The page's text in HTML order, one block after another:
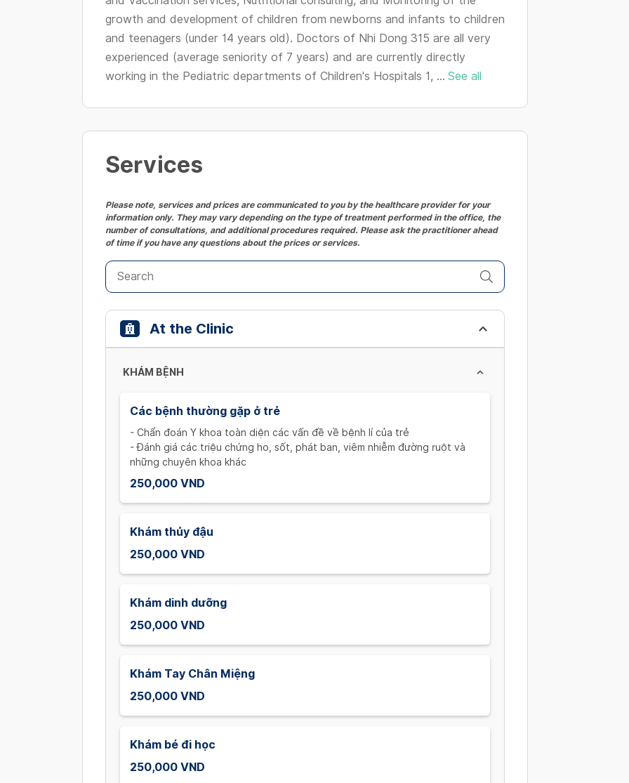
growth and development of children from newborns and infants to children
and teenagers (under 14 years old). Doctors of Nhi Dong 315 are all very
experienced (average seniority of 7 years) and are currently directly
working in the Pediatric departments of Children's Hospitals 1, ... See all
Services
Please note, services and prices are communicated to you by the healthcare provider for your
information only. They may vary depending on the type of treatment performed in the office, the
number of consultations, and additional procedures required. Please ask the practitioner ahead
of time if you have any questions about the prices or services.
At the Clinic
KHÁM BỆNH
Các bệnh thường gặp ở trẻ
- Chẩn đoán Y khoa toàn diện các vấn đề về bệnh lí của trẻ
- Đánh giá các triệu chứng ho, sốt, phát ban, viêm nhiễm đường ruột và
những chuyên khoa khác
250,000 VND
Khám thủy đậu
250,000 VND
Khám dinh dưỡng
250,000 VND
Khám Tay Chân Miệng
250,000 VND
Khám bé đi học
250,000 VND